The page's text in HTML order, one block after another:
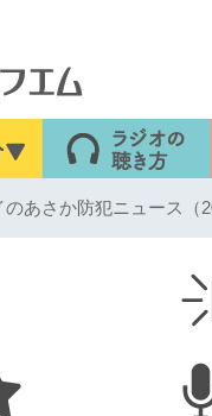
あさか防犯ニュース（